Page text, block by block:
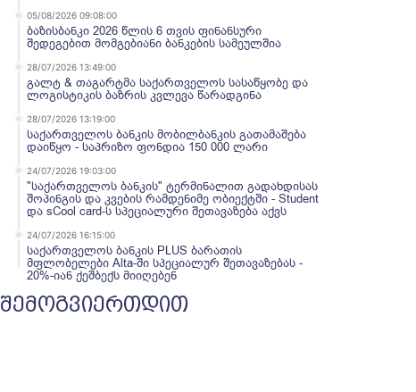
05/08/2026 09:08:00
ბაზისბანკი 2026 წლის 6 თვის ფინანსური
შედეგებით მომგებიანი ბანკების სამეულშია
28/07/2026 13:49:00
გალტ & თაგარტმა საქართველოს სასაწყობე და
ლოგისტიკის ბაზრის კვლევა წარადგინა
28/07/2026 13:19:00
საქართველოს ბანკის მობილბანკის გათამაშება
დაიწყო - საპრიზო ფონდია 150 000 ლარი
24/07/2026 19:03:00
"საქართველოს ბანკის" ტერმინალით გადახდისას
შოპინგის და კვების რამდენიმე ობიექტში - Student
და sCool card-ს სპეციალური შეთავაზება აქვს
24/07/2026 16:15:00
საქართველოს ბანკის PLUS ბარათის
მფლობელები Alta-ში სპეციალურ შეთავაზებას -
20%-იან ქეშბექს მიიღებენ
შემოგვიერთდით